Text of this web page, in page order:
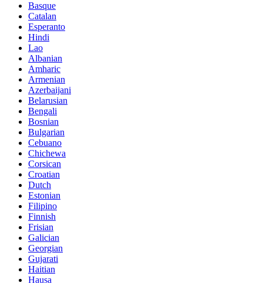
Basque
Catalan
Esperanto
Hindi
Lao
Albanian
Amharic
Armenian
Azerbaijani
Belarusian
Bengali
Bosnian
Bulgarian
Cebuano
Chichewa
Corsican
Croatian
Dutch
Estonian
Filipino
Finnish
Frisian
Galician
Georgian
Gujarati
Haitian
Hausa